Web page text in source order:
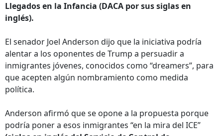
Llegados en la Infancia (DACA por sus siglas en
inglés).
El senador Joel Anderson dijo que la iniciativa podría
alentar a los oponentes de Trump a persuadir a
inmigrantes jóvenes, conocidos como “dreamers”, para
que acepten algún nombramiento como medida
política.
Anderson afirmó que se opone a la propuesta porque
podría poner a esos inmigrantes “en la mira del ICE”